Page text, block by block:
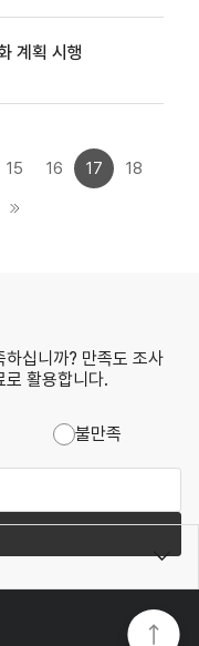
계획 시행
15 16 17
18
하십니까? 만족도 조사
로 활용합니다.
불만족